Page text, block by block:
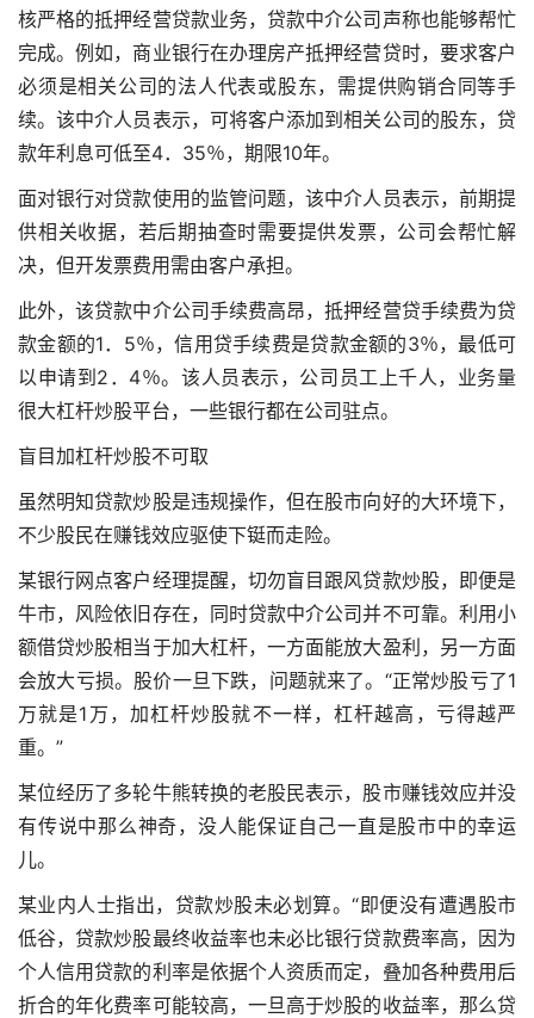
核严格的抵押经营贷款业务，贷款中介公司声称也能够帮忙
完成。例如，商业银行在办理房产抵押经营贷时，要求客户
必须是相关公司的法人代表或股东，需提供购销合同等手
续。该中介人员表示，可将客户添加到相关公司的股东，贷
款年利息可低至4．35％，期限10年。
面对银行对贷款使用的监管问题，该中介人员表示，前期提
供相关收据，若后期抽查时需要提供发票，公司会帮忙解
决，但开发票费用需由客户承担。
此外，该贷款中介公司手续费高昂，抵押经营贷手续费为贷
款金额的1．5％，信用贷手续费是贷款金额的3％，最低可
以申请到2．4％。该人员表示，公司员工上千人，业务量
很大杠杆炒股平台，一些银行都在公司驻点。
盲目加杠杆炒股不可取
虽然明知贷款炒股是违规操作，但在股市向好的大环境下，
不少股民在赚钱效应驱使下铤而走险。
某银行网点客户经理提醒，切勿盲目跟风贷款炒股，即便是
牛市，风险依旧存在，同时贷款中介公司并不可靠。利用小
额借贷炒股相当于加大杠杆，一方面能放大盈利，另一方面
会放大亏损。股价一旦下跌，问题就来了。“正常炒股亏了1
万就是1万，加杠杆炒股就不一样，杠杆越高，亏得越严
重。”
某位经历了多轮牛熊转换的老股民表示，股市赚钱效应并没
有传说中那么神奇，没人能保证自己一直是股市中的幸运
儿。
某业内人士指出，贷款炒股未必划算。“即便没有遭遇股市
低谷，贷款炒股最终收益率也未必比银行贷款费率高，因为
个人信用贷款的利率是依据个人资质而定，叠加各种费用后
折合的年化费率可能较高，一旦高于炒股的收益率，那么贷